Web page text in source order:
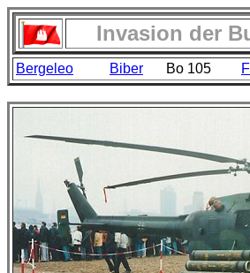
Invasion der
Bergeleo Biber Bo 105